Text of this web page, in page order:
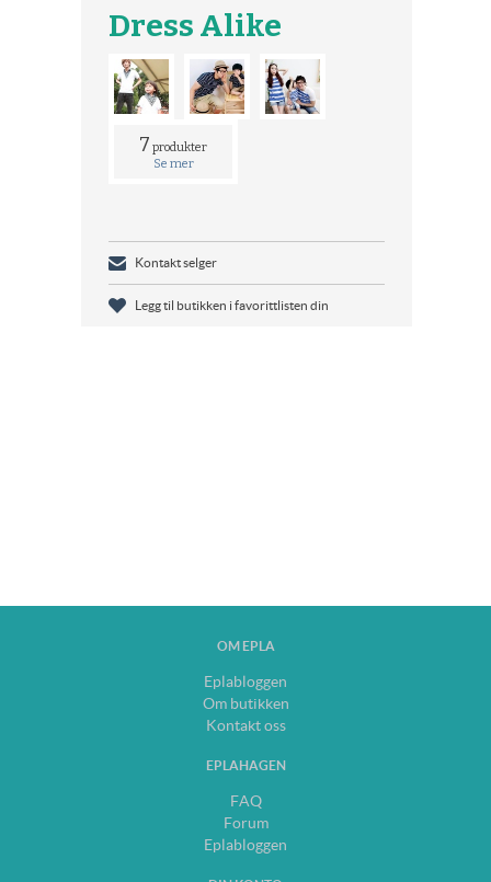
Dress Alike
7 produkter
Se mer
Kontakt selger
Legg til butikken i favorittlisten din
OM EPLA
Eplabloggen
Om butikken
Kontakt oss
EPLAHAGEN
FAQ
Forum
Eplabloggen